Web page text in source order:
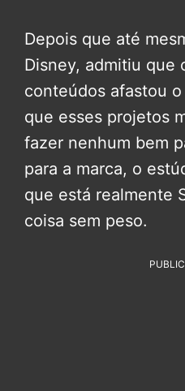
Depois que até
Disney, admitiu que
conteúdos afastou
que esses projetos
fazer nenhum bem
para a marca, o
que está realmente
coisa sem peso.